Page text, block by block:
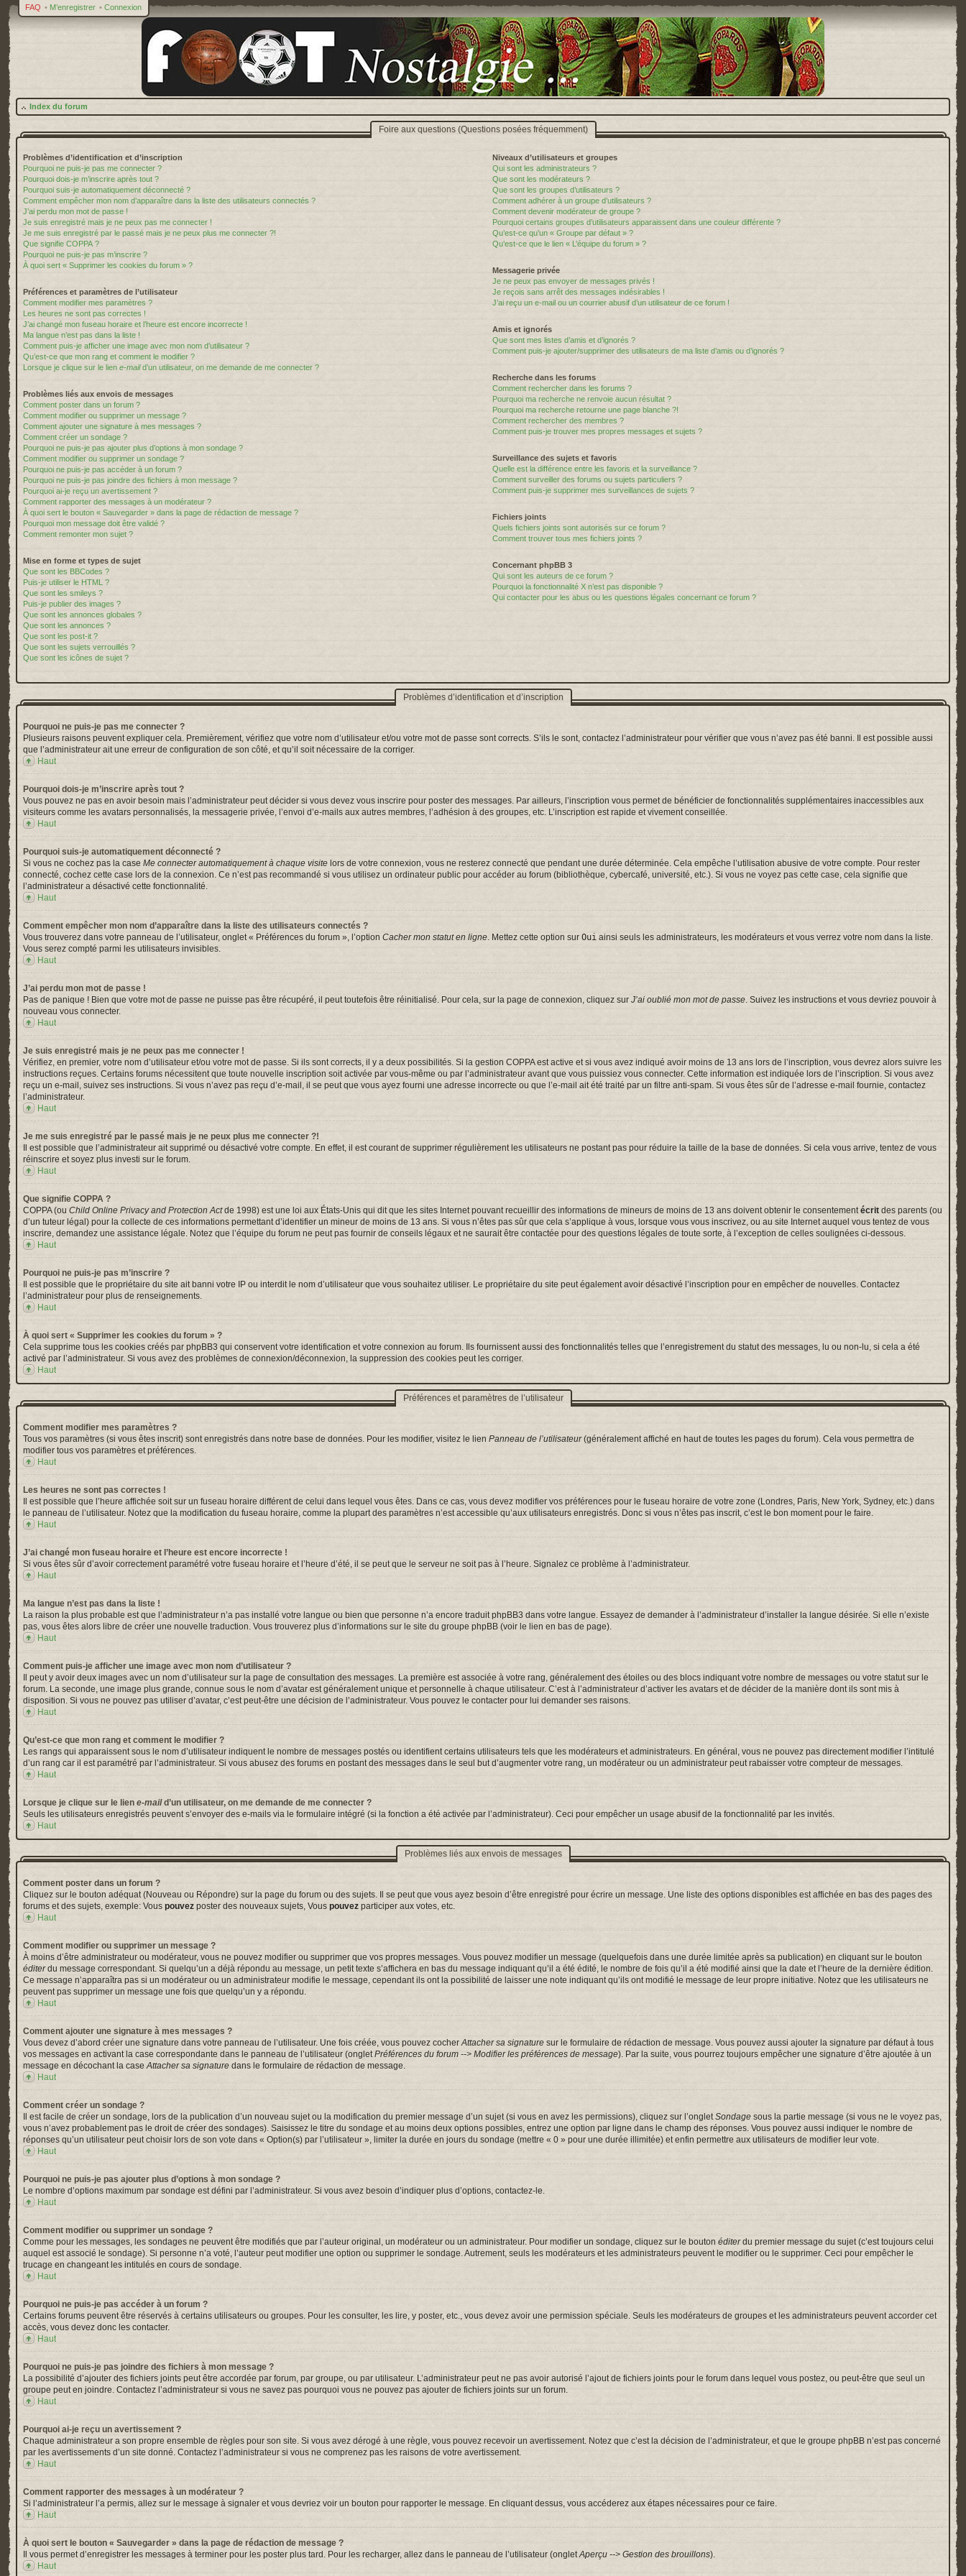
FAQ • M’enregistrer • Connexion
Index du forum
Foire aux questions (Questions posées fréquemment)
Problèmes d’identification et d’inscription
Pourquoi ne puis-je pas me connecter ?
Pourquoi dois-je m’inscrire après tout ?
Pourquoi suis-je automatiquement déconnecté ?
Comment empêcher mon nom d’apparaître dans la liste des utilisateurs connectés ?
J’ai perdu mon mot de passe !
Je suis enregistré mais je ne peux pas me connecter !
Je me suis enregistré par le passé mais je ne peux plus me connecter ?!
Que signifie COPPA ?
Pourquoi ne puis-je pas m’inscrire ?
À quoi sert « Supprimer les cookies du forum » ?
Préférences et paramètres de l’utilisateur
Comment modifier mes paramètres ?
Les heures ne sont pas correctes !
J’ai changé mon fuseau horaire et l’heure est encore incorrecte !
Ma langue n’est pas dans la liste !
Comment puis-je afficher une image avec mon nom d’utilisateur ?
Qu’est-ce que mon rang et comment le modifier ?
Lorsque je clique sur le lien e-maild’un utilisateur, on me demande de me connecter ?
Problèmes liés aux envois de messages
Comment poster dans un forum ?
Comment modifier ou supprimer un message ?
Comment ajouter une signature à mes messages ?
Comment créer un sondage ?
Pourquoi ne puis-je pas ajouter plus d’options à mon sondage ?
Comment modifier ou supprimer un sondage ?
Pourquoi ne puis-je pas accéder à un forum ?
Pourquoi ne puis-je pas joindre des fichiers à mon message ?
Pourquoi ai-je reçu un avertissement ?
Comment rapporter des messages à un modérateur ?
À quoi sert le bouton « Sauvegarder » dans la page de rédaction de message ?
Pourquoi mon message doit être validé ?
Comment remonter mon sujet ?
Mise en forme et types de sujet
Que sont les BBCodes ?
Puis-je utiliser le HTML ?
Que sont les smileys ?
Puis-je publier des images ?
Que sont les annonces globales ?
Que sont les annonces ?
Que sont les post-it ?
Que sont les sujets verrouillés ?
Que sont les icônes de sujet ?
Niveaux d’utilisateurs et groupes
Qui sont les administrateurs ?
Que sont les modérateurs ?
Que sont les groupes d’utilisateurs ?
Comment adhérer à un groupe d’utilisateurs ?
Comment devenir modérateur de groupe ?
Pourquoi certains groupes d’utilisateurs apparaissent dans une couleur différente ?
Qu’est-ce qu’un « Groupe par défaut » ?
Qu’est-ce que le lien « L’équipe du forum » ?
Messagerie privée
Je ne peux pas envoyer de messages privés !
Je reçois sans arrêt des messages indésirables !
J’ai reçu un e-mail ou un courrier abusif d’un utilisateur de ce forum !
Amis et ignorés
Que sont mes listes d’amis et d’ignorés ?
Comment puis-je ajouter/supprimer des utilisateurs de ma liste d’amis ou d’ignorés ?
Recherche dans les forums
Comment rechercher dans les forums ?
Pourquoi ma recherche ne renvoie aucun résultat ?
Pourquoi ma recherche retourne une page blanche ?!
Comment rechercher des membres ?
Comment puis-je trouver mes propres messages et sujets ?
Surveillance des sujets et favoris
Quelle est la différence entre les favoris et la surveillance ?
Comment surveiller des forums ou sujets particuliers ?
Comment puis-je supprimer mes surveillances de sujets ?
Fichiers joints
Quels fichiers joints sont autorisés sur ce forum ?
Comment trouver tous mes fichiers joints ?
Concernant phpBB 3
Qui sont les auteurs de ce forum ?
Pourquoi la fonctionnalité X n’est pas disponible ?
Qui contacter pour les abus ou les questions légales concernant ce forum ?
Problèmes d’identification et d’inscription
Pourquoi ne puis-je pas me connecter ?
Plusieurs raisons peuvent expliquer cela. Premièrement, vérifiez que votre nom d’utilisateur et/ou votre mot de passe sont corrects. S’ils le sont, contactez l’administrateur pour vérifier que vous n’avez pas été banni. Il est possible aussi
que l’administrateur ait une erreur de configuration de son côté, et qu’il soit nécessaire de la corriger.
Haut
Pourquoi dois-je m’inscrire après tout ?
Vous pouvez ne pas en avoir besoin mais l’administrateur peut décider si vous devez vous inscrire pour poster des messages. Par ailleurs, l’inscription vous permet de bénéficier de fonctionnalités supplémentaires inaccessibles aux
visiteurs comme les avatars personnalisés, la messagerie privée, l’envoi d’e-mails aux autres membres, l’adhésion à des groupes, etc. L’inscription est rapide et vivement conseillée.
Haut
Pourquoi suis-je automatiquement déconnecté ?
Si vous ne cochez pas la case Me connecter automatiquement à chaque visite lors de votre connexion, vous ne resterez connecté que pendant une durée déterminée. Cela empêche l’utilisation abusive de votre compte. Pour rester
connecté, cochez cette case lors de la connexion. Ce n’est pas recommandé si vous utilisez un ordinateur public pour accéder au forum (bibliothèque, cybercafé, université, etc.). Si vous ne voyez pas cette case, cela signifie que
l’administrateur a désactivé cette fonctionnalité.
Haut
Comment empêcher mon nom d’apparaître dans la liste des utilisateurs connectés ?
Vous trouverez dans votre panneau de l’utilisateur, onglet « Préférences du forum », l’option Cacher mon statut en ligne. Mettez cette option sur Oui ainsi seuls les administrateurs, les modérateurs et vous verrez votre nom dans la liste.
Vous serez compté parmi les utilisateurs invisibles.
Haut
J’ai perdu mon mot de passe !
Pas de panique ! Bien que votre mot de passe ne puisse pas être récupéré, il peut toutefois être réinitialisé. Pour cela, sur la page de connexion, cliquez sur J’ai oublié mon mot de passe. Suivez les instructions et vous devriez pouvoir à
nouveau vous connecter.
Haut
Je suis enregistré mais je ne peux pas me connecter !
Vérifiez, en premier, votre nom d’utilisateur et/ou votre mot de passe. Si ils sont corrects, il y a deux possibilités. Si la gestion COPPA est active et si vous avez indiqué avoir moins de 13 ans lors de l’inscription, vous devrez alors suivre les
instructions reçues. Certains forums nécessitent que toute nouvelle inscription soit activée par vous-même ou par l’administrateur avant que vous puissiez vous connecter. Cette information est indiquée lors de l’inscription. Si vous avez
reçu un e-mail, suivez ses instructions. Si vous n’avez pas reçu d’e-mail, il se peut que vous ayez fourni une adresse incorrecte ou que l’e-mail ait été traité par un filtre anti-spam. Si vous êtes sûr de l’adresse e-mail fournie, contactez
l’administrateur.
Haut
Je me suis enregistré par le passé mais je ne peux plus me connecter ?!
Il est possible que l’administrateur ait supprimé ou désactivé votre compte. En effet, il est courant de supprimer régulièrement les utilisateurs ne postant pas pour réduire la taille de la base de données. Si cela vous arrive, tentez de vous
réinscrire et soyez plus investi sur le forum.
Haut
Que signifie COPPA ?
COPPA (ou Child Online Privacy and Protection Actde 1998) est une loi aux États-Unis qui dit que les sites Internet pouvant recueillir des informations de mineurs de moins de 13 ans doivent obtenir le consentementécrit des parents (ou
d’un tuteur légal) pour la collecte de ces informations permettant d’identifier un mineur de moins de 13 ans. Si vous n’êtes pas sûr que cela s’applique à vous, lorsque vous vous inscrivez, ou au site Internet auquel vous tentez de vous
inscrire, demandez une assistance légale. Notez que l’équipe du forum ne peut pas fournir de conseils légaux et ne saurait être contactée pour des questions légales de toute sorte, à l’exception de celles soulignées ci-dessous.
Haut
Pourquoi ne puis-je pas m’inscrire ?
Il est possible que le propriétaire du site ait banni votre IP ou interdit le nom d’utilisateur que vous souhaitez utiliser. Le propriétaire du site peut également avoir désactivé l’inscription pour en empêcher de nouvelles. Contactez
l’administrateur pour plus de renseignements.
Haut
À quoi sert « Supprimer les cookies du forum » ?
Cela supprime tous les cookies créés par phpBB3 qui conservent votre identification et votre connexion au forum. Ils fournissent aussi des fonctionnalités telles que l’enregistrement du statut des messages, lu ou non-lu, si cela a été
activé par l’administrateur. Si vous avez des problèmes de connexion/déconnexion, la suppression des cookies peut les corriger.
Haut
Préférences et paramètres de l’utilisateur
Comment modifier mes paramètres ?
Tous vos paramètres (si vous êtes inscrit) sont enregistrés dans notre base de données. Pour les modifier, visitez le lien Panneau de l’utilisateur(généralement affiché en haut de toutes les pages du forum). Cela vous permettra de
modifier tous vos paramètres et préférences.
Haut
Les heures ne sont pas correctes !
Il est possible que l’heure affichée soit sur un fuseau horaire différent de celui dans lequel vous êtes. Dans ce cas, vous devez modifier vos préférences pour le fuseau horaire de votre zone (Londres, Paris, New York, Sydney, etc.) dans
le panneau de l’utilisateur. Notez que la modification du fuseau horaire, comme la plupart des paramètres n’est accessible qu’aux utilisateurs enregistrés. Donc si vous n’êtes pas inscrit, c’est le bon moment pour le faire.
Haut
J’ai changé mon fuseau horaire et l’heure est encore incorrecte !
Si vous êtes sûr d’avoir correctement paramétré votre fuseau horaire et l’heure d’été, il se peut que le serveur ne soit pas à l’heure. Signalez ce problème à l’administrateur.
Haut
Ma langue n’est pas dans la liste !
La raison la plus probable est que l’administrateur n’a pas installé votre langue ou bien que personne n’a encore traduit phpBB3 dans votre langue. Essayez de demander à l’administrateur d’installer la langue désirée. Si elle n’existe
pas, vous êtes alors libre de créer une nouvelle traduction. Vous trouverez plus d’informations sur le site du groupe phpBB (voir le lien en bas de page).
Haut
Comment puis-je afficher une image avec mon nom d’utilisateur ?
Il peut y avoir deux images avec un nom d’utilisateur sur la page de consultation des messages. La première est associée à votre rang, généralement des étoiles ou des blocs indiquant votre nombre de messages ou votre statut sur le
forum. La seconde, une image plus grande, connue sous le nom d’avatar est généralement unique et personnelle à chaque utilisateur. C’est à l’administrateur d’activer les avatars et de décider de la manière dont ils sont mis à
disposition. Si vous ne pouvez pas utiliser d’avatar, c’est peut-être une décision de l’administrateur. Vous pouvez le contacter pour lui demander ses raisons.
Haut
Qu’est-ce que mon rang et comment le modifier ?
Les rangs qui apparaissent sous le nom d’utilisateur indiquent le nombre de messages postés ou identifient certains utilisateurs tels que les modérateurs et administrateurs. En général, vous ne pouvez pas directement modifier l’intitulé
d’un rang car il est paramétré par l’administrateur. Si vous abusez des forums en postant des messages dans le seul but d’augmenter votre rang, un modérateur ou un administrateur peut rabaisser votre compteur de messages.
Haut
Lorsque je clique sur le lien e-maild’un utilisateur, on me demande de me connecter ?
Seuls les utilisateurs enregistrés peuvent s’envoyer des e-mails via le formulaire intégré (si la fonction a été activée par l’administrateur). Ceci pour empêcher un usage abusif de la fonctionnalité par les invités.
Haut
Problèmes liés aux envois de messages
Comment poster dans un forum ?
Cliquez sur le bouton adéquat (Nouveau ou Répondre) sur la page du forum ou des sujets. Il se peut que vous ayez besoin d’être enregistré pour écrire un message. Une liste des options disponibles est affichée en bas des pages des
forums et des sujets, exemple: Vous pouvez poster des nouveaux sujets, Vous pouvez participer aux votes, etc.
Haut
Comment modifier ou supprimer un message ?
À moins d’être administrateur ou modérateur, vous ne pouvez modifier ou supprimer que vos propres messages. Vous pouvez modifier un message (quelquefois dans une durée limitée après sa publication) en cliquant sur le bouton
éditerdu message correspondant. Si quelqu’un a déjà répondu au message, un petit texte s’affichera en bas du message indiquant qu’il a été édité, le nombre de fois qu’il a été modifié ainsi que la date et l’heure de la dernière édition.
Ce message n’apparaîtra pas si un modérateur ou un administrateur modifie le message, cependant ils ont la possibilité de laisser une note indiquant qu’ils ont modifié le message de leur propre initiative. Notez que les utilisateurs ne
peuvent pas supprimer un message une fois que quelqu’un y a répondu.
Haut
Comment ajouter une signature à mes messages ?
Vous devez d’abord créer une signature dans votre panneau de l’utilisateur. Une fois créée, vous pouvez cocherAttacher sa signature sur le formulaire de rédaction de message. Vous pouvez aussi ajouter la signature par défaut à tous
vos messages en activant la case correspondante dans le panneau de l’utilisateur (ongletPréférences du forum --> Modifier les préférences de message). Par la suite, vous pourrez toujours empêcher une signature d’être ajoutée à un
message en décochant la caseAttacher sa signature dans le formulaire de rédaction de message.
Haut
Comment créer un sondage ?
Il est facile de créer un sondage, lors de la publication d’un nouveau sujet ou la modification du premier message d’un sujet (si vous en avez les permissions), cliquez sur l’ongletSondage sous la partie message (si vous ne le voyez pas,
vous n’avez probablement pas le droit de créer des sondages). Saisissez le titre du sondage et au moins deux options possibles, entrez une option par ligne dans le champ des réponses. Vous pouvez aussi indiquer le nombre de
réponses qu’un utilisateur peut choisir lors de son vote dans « Option(s) par l’utilisateur », limiter la durée en jours du sondage (mettre « 0 » pour une durée illimitée) et enfin permettre aux utilisateurs de modifier leur vote.
Haut
Pourquoi ne puis-je pas ajouter plus d’options à mon sondage ?
Le nombre d’options maximum par sondage est défini par l’administrateur. Si vous avez besoin d’indiquer plus d’options, contactez-le.
Haut
Comment modifier ou supprimer un sondage ?
Comme pour les messages, les sondages ne peuvent être modifiés que par l’auteur original, un modérateur ou un administrateur. Pour modifier un sondage, cliquez sur le bouton éditerdu premier message du sujet (c’est toujours celui
auquel est associé le sondage). Si personne n’a voté, l’auteur peut modifier une option ou supprimer le sondage. Autrement, seuls les modérateurs et les administrateurs peuvent le modifier ou le supprimer. Ceci pour empêcher le
trucage en changeant les intitulés en cours de sondage.
Haut
Pourquoi ne puis-je pas accéder à un forum ?
Certains forums peuvent être réservés à certains utilisateurs ou groupes. Pour les consulter, les lire, y poster, etc., vous devez avoir une permission spéciale. Seuls les modérateurs de groupes et les administrateurs peuvent accorder cet
accès, vous devez donc les contacter.
Haut
Pourquoi ne puis-je pas joindre des fichiers à mon message ?
La possibilité d’ajouter des fichiers joints peut être accordée par forum, par groupe, ou par utilisateur. L’administrateur peut ne pas avoir autorisé l’ajout de fichiers joints pour le forum dans lequel vous postez, ou peut-être que seul un
groupe peut en joindre. Contactez l’administrateur si vous ne savez pas pourquoi vous ne pouvez pas ajouter de fichiers joints sur un forum.
Haut
Pourquoi ai-je reçu un avertissement ?
Chaque administrateur a son propre ensemble de règles pour son site. Si vous avez dérogé à une règle, vous pouvez recevoir un avertissement. Notez que c’est la décision de l’administrateur, et que le groupe phpBB n’est pas concerné
par les avertissements d’un site donné. Contactez l’administrateur si vous ne comprenez pas les raisons de votre avertissement.
Haut
Comment rapporter des messages à un modérateur ?
Si l’administrateur l’a permis, allez sur le message à signaler et vous devriez voir un bouton pour rapporter le message. En cliquant dessus, vous accéderez aux étapes nécessaires pour ce faire.
Haut
À quoi sert le bouton « Sauvegarder » dans la page de rédaction de message ?
Il vous permet d’enregistrer les messages à terminer pour les poster plus tard. Pour les recharger, allez dans le panneau de l’utilisateur (ongletAperçu --> Gestion des brouillons).
Haut